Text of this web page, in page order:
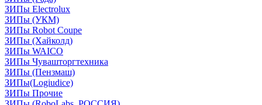
ЗИПы Electrolux
ЗИПы (УКМ)
ЗИПы Robot Coupe
ЗИПы (Хайколд)
ЗИПы WAICO
ЗИПы Чувашторгтехника
ЗИПы (Пензмаш)
ЗИПы(Logiudice)
ЗИПы Прочие